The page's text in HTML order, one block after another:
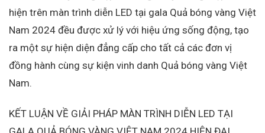
hiện trên màn trình diễn LED tại gala Quả bóng vàng Việt
Nam 2024 đều được xử lý với hiệu ứng sống động, tạo
ra một sự hiện diện đẳng cấp cho tất cả các đơn vị
đồng hành cùng sự kiện vinh danh Quả bóng vàng Việt
Nam.
KẾT LUẬN VỀ GIẢI PHÁP MÀN TRÌNH DIỄN LED TẠI